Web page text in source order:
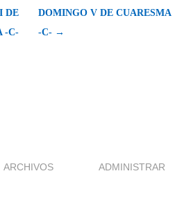
DE
-C-
DOMINGO V DE CUARESMA
-C- →
ARCHIVOS ADMINISTRAR